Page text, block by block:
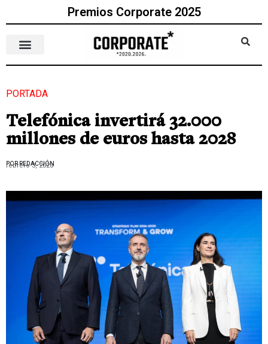
Premios Corporate 2025
PORTADA
Telefónica invertirá 32.000
millones de euros hasta 2028
POR REDACCIÓN
febrero 3, 2026